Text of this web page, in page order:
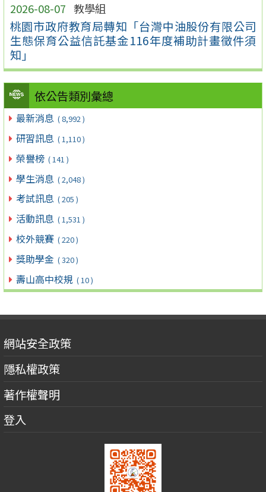
2026-08-07 教學組
桃園市政府教育局轉知「台灣中油股份有限公司
生態保育公益信託基金116年度補助計畫徵件須
知」
依公告類別彙總
最新消息 ( 8,992 )
研習訊息 ( 1,110 )
榮譽榜 ( 141 )
學生消息 ( 2,048 )
考試訊息 ( 205 )
活動訊息 ( 1,531 )
校外競賽 ( 220 )
獎助學金 ( 320 )
壽山高中校規 ( 10 )
網站安全政策
隱私權政策
著作權聲明
登入